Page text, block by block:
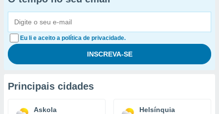
Eu li e aceito a política de privacidade.
Principais cidades
Askola Helsínquia